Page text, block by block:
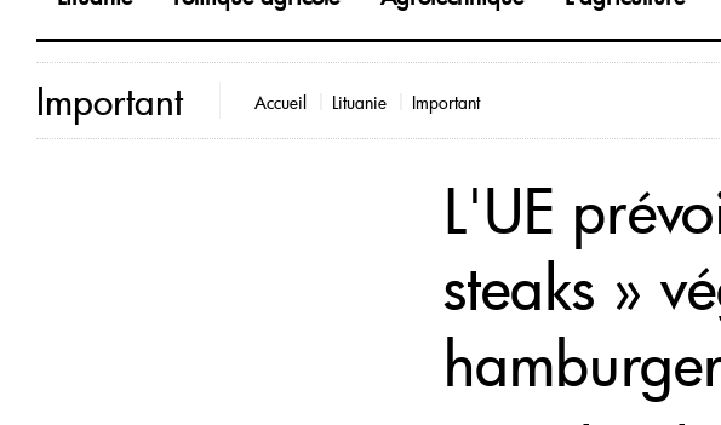
Important Accueil Lituanie Important
L'UE
steaks »